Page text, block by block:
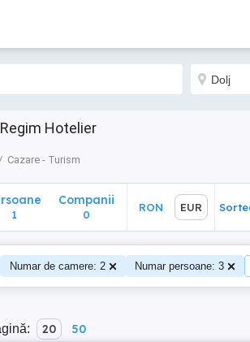
Hotelier
Cazare - Turism
1
Companii
0
RON EUR
Numar de camere: 2 Numar persoane: 3
20 50